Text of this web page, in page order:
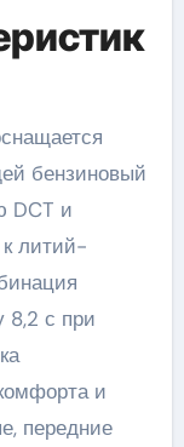
бензиновый
DCT и
к литий-
8,2 с при
и
передние